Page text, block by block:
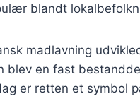
blandt
madlavning
blev en fast
er retten et symbol